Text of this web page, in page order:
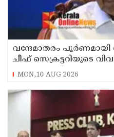
വന്ദേമാതരം
ചീഫ് സെക്രട്ടറിയുടെ
അടിയന്തരമായി
MON,10 AUG 2026